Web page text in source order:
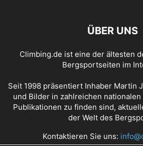
ÜBER UNS
Climbing.de ist eine der ältesten
Bergsportseiten im
Seit 1998 präsentiert Inhaber Martin
und Bilder in zahlreichen
Publikationen zu finden sind,
der Welt des
Kontaktieren Sie uns: